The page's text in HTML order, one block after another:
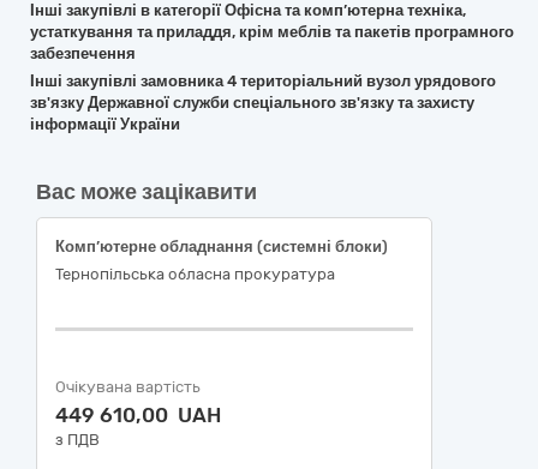
Інші закупівлі в категорії Офісна та комп’ютерна техніка,
устаткування та приладдя, крім меблів та пакетів програмного
забезпечення
Інші закупівлі замовника 4 територіальний вузол урядового
зв'язку Державної служби спеціального зв'язку та захисту
інформації України
Вас може зацікавити
Комп’ютерне обладнання (системні блоки)
Тернопільська обласна прокуратура
Очікувана вартість
449 610,00 UAH
з ПДВ